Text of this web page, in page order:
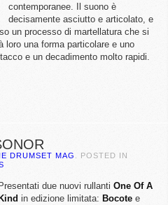
contemporanee. Il suono è
decisamente asciutto e articolato, e
un processo di martellatura che si
loro una forma particolare e uno
e un decadimento molto rapidi.
DRUMSET MAG
. POSTED IN
Presentati due nuovi rullanti One Of A
Kind in edizione limitata: Bocote e